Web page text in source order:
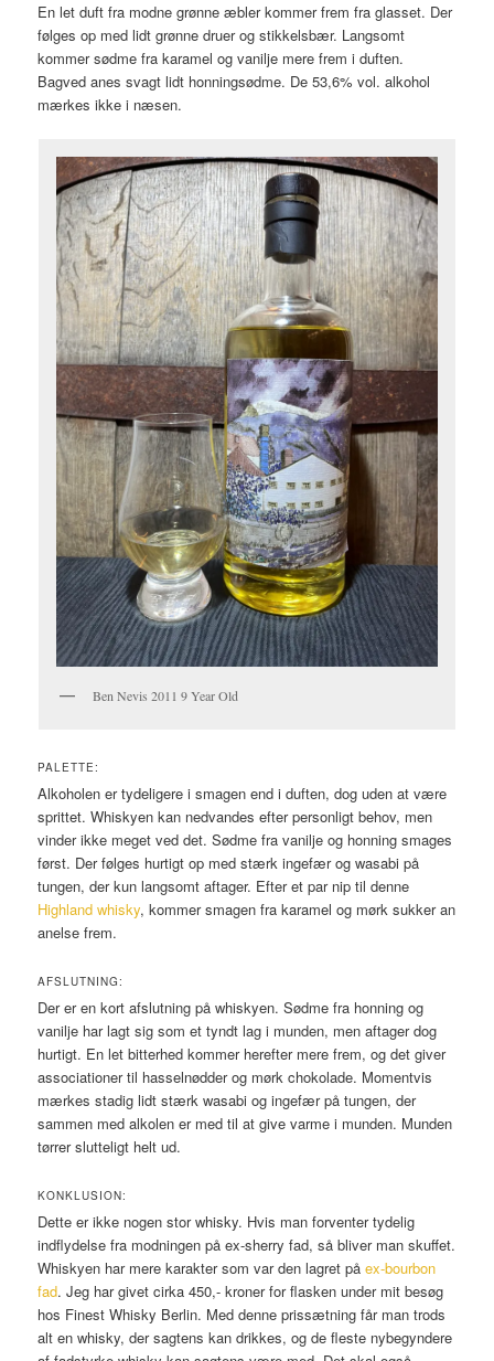
En let duft fra modne grønne æbler kommer frem fra glasset. Der
følges op med lidt grønne druer og stikkelsbær. Langsomt
kommer sødme fra karamel og vanilje mere frem i duften.
Bagved anes svagt lidt honningsødme. De 53,6% vol. alkohol
mærkes ikke i næsen.
Ben Nevis 2011 9 Year Old
PALETTE:
Alkoholen er tydeligere i smagen end i duften, dog uden at være
sprittet. Whiskyen kan nedvandes efter personligt behov, men
vinder ikke meget ved det. Sødme fra vanilje og honning smages
først. Der følges hurtigt op med stærk ingefær og wasabi på
tungen, der kun langsomt aftager. Efter et par nip til denne
Highland whisky, kommer smagen fra karamel og mørk sukker an
anelse frem.
AFSLUTNING:
Der er en kort afslutning på whiskyen. Sødme fra honning og
vanilje har lagt sig som et tyndt lag i munden, men aftager dog
hurtigt. En let bitterhed kommer herefter mere frem, og det giver
associationer til hasselnødder og mørk chokolade. Momentvis
mærkes stadig lidt stærk wasabi og ingefær på tungen, der
sammen med alkolen er med til at give varme i munden. Munden
tørrer slutteligt helt ud.
KONKLUSION:
Dette er ikke nogen stor whisky. Hvis man forventer tydelig
indflydelse fra modningen på ex-sherry fad, så bliver man skuffet.
Whiskyen har mere karakter som var den lagret påex-bourbon
fad. Jeg har givet cirka 450,- kroner for flasken under mit besøg
hos Finest Whisky Berlin. Med denne prissætning får man trods
alt en whisky, der sagtens kan drikkes, og de fleste nybegyndere